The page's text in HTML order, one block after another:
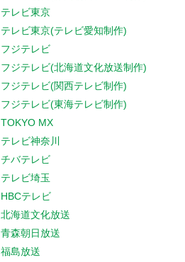
テレビ東京
テレビ東京(テレビ愛知制作)
フジテレビ
フジテレビ(北海道文化放送制作)
フジテレビ(関西テレビ制作)
フジテレビ(東海テレビ制作)
TOKYO MX
テレビ神奈川
チバテレビ
テレビ埼玉
HBCテレビ
北海道文化放送
青森朝日放送
福島放送